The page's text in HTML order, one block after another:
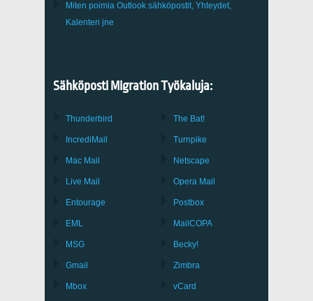
Miten poimia Outlook sähköpostit, Yhteydet,
Kalenteri jne
Sähköposti Migration Työkaluja:
Thunderbird
IncrediMail
Mac Mail
Live Mail
Entourage
EML
MSG
Gmail
Mbox
The Bat!
Turnpike
Netscape
Opera Mail
Postbox
MailCOPA
Becky!
Zimbra
vCard